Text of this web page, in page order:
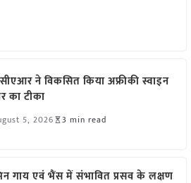
ने विकसित किया अफ्रीकी स्वाइन
का टीका
5, 2026 3 min read
गाय एवं भैंस में संभावित प्रसव के लक्षण